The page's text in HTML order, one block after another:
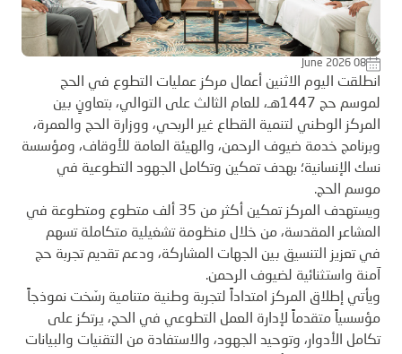
June 2026 08
انطلقت اليوم الاثنين أعمال مركز عمليات التطوع في الحج
لموسم حج 1447هـ، للعام الثالث على التوالي، بتعاونٍ بين
المركز الوطني لتنمية القطاع غير الربحي، ووزارة الحج والعمرة،
وبرنامج خدمة ضيوف الرحمن، والهيئة العامة للأوقاف، ومؤسسة
نسك الإنسانية؛ بهدف تمكين وتكامل الجهود التطوعية في
موسم الحج.
ويستهدف المركز تمكين أكثر من 35 ألف متطوع ومتطوعة في
المشاعر المقدسة، من خلال منظومة تشغيلية متكاملة تسهم
في تعزيز التنسيق بين الجهات المشاركة، ودعم تقديم تجربة حج
آمنة واستثنائية لضيوف الرحمن.
ويأتي إطلاق المركز امتداداً لتجربة وطنية متنامية رسّخت نموذجاً
مؤسسياً متقدماً لإدارة العمل التطوعي في الحج، يرتكز على
تكامل الأدوار، وتوحيد الجهود، والاستفادة من التقنيات والبيانات